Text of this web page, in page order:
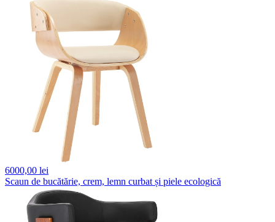
6000,00 lei
Scaun de bucătărie, crem, lemn curbat și piele ecologică